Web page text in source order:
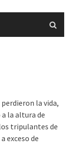
la vida,
la altura de
tripulantes de
exceso de